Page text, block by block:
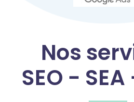
Nos
SEO -